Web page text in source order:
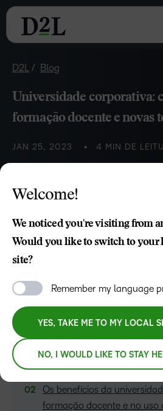
D2L Blog
Universidade corporativa:
formação docente e novas
JAN 25, 2023 4 MIN DE
formação docente e uso de novas
Andre Gregorio
Como a formação docente
estão presentes na
Os benefícios da
formação docente e no uso
Welcome!
We noticed you're visiting from
Would you like to switch to your
site?
Remember my language
YES, TAKE ME TO MY LOCAL
NO, I WOULD LIKE TO STAY